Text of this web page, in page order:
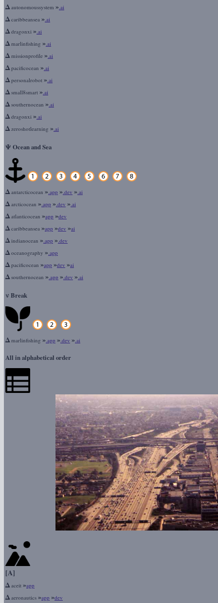
Δautonomoussystem ».ai
Δcaribbeansea ».ai
Δdragonxi ».ai
Δmarlinfishing ».ai
Δmissionprofile ».ai
Δpacificocean ».ai
Δpersonalrobot ».ai
Δsmall8smart ».ai
Δsouthernocean ».ai
Δdragonxi ».ai
Δzeroshotlearning ».ai
Ψ Ocean and Sea
Δantarcticocean ».app ».dev ».ai
Δarcticocean ».app ».dev ».ai
Δatlanticocean »app »dev
Δcaribbeansea »app »dev »ai
Δindianocean ».app ».dev
Δoceanography ».app
Δpacificocean »app »dev »ai
Δsouthernocean ».app ».dev ».ai
ν Break
Δmarlinfishing ».app ».dev ».ai
All in alphabetical order
[A]
Δaceit »app
Δaeronautics »app »dev